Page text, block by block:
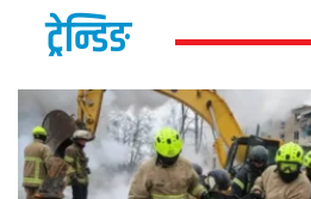
ट्रेन्डिङ